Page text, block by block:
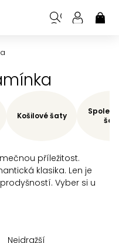
příležitost.
klasika. Len je
Vyber si u
Košilové šaty
Nejdražší